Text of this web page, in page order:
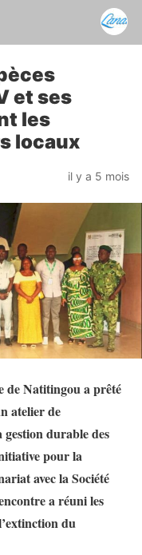
et ses
les
locaux
il y a 5 mois
de Natitingou a prêté
atelier de
durable des
pour la
avec la Société
a réuni les
du